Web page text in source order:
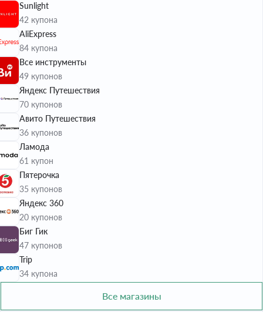
Sunlight
42 купона
AliExpress
84 купона
Все инструменты
49 купонов
Яндекс Путешествия
70 купонов
Авито Путешествия
36 купонов
Ламода
61 купон
Пятерочка
35 купонов
Яндекс 360
20 купонов
Биг Гик
47 купонов
Trip
34 купона
Все магазины